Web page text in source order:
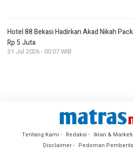
Hotel 88 Bekasi Hadirkan Akad Nikah
Rp 5 Juta
31 Jul 2026 - 00:07 WIB
Tentang Kami Redaksi Iklan &
Disclaimer
Pedoman